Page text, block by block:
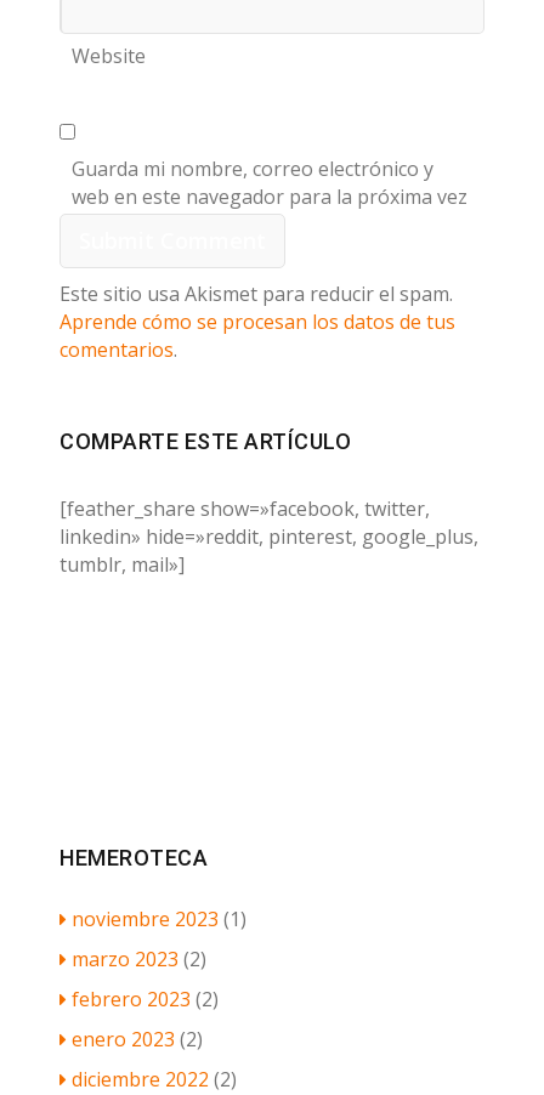
Website
Guarda mi nombre, correo electrónico y
web en este navegador para la próxima vez
Este sitio usa Akismet para reducir el spam.
Aprende cómo se procesan los datos de tus
comentarios.
COMPARTE ESTE ARTÍCULO
[feather_share show=»facebook, twitter,
linkedin» hide=»reddit, pinterest, google_plus,
tumblr, mail»]
HEMEROTECA
noviembre 2023 (1)
marzo 2023 (2)
febrero 2023 (2)
enero 2023 (2)
diciembre 2022 (2)